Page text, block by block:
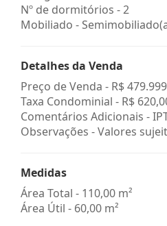
Nº de dormitórios - 2
Mobiliado -
Detalhes da Venda
Preço de Venda - R$
Taxa Condominial - R$
Comentários Adicionais -
Observações - Valores
Medidas
Área Total - 110,00 m²
Área Útil - 60,00 m²